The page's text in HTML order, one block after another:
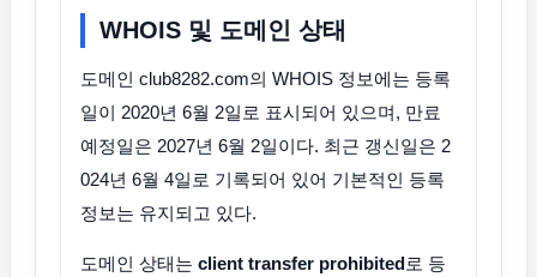
WHOIS 및 도메인 상태
도메인 club8282.com의 WHOIS 정보에는 등록
일이 2020년 6월 2일로 표시되어 있으며, 만료
예정일은 2027년 6월 2일이다. 최근 갱신일은 2
024년 6월 4일로 기록되어 있어 기본적인 등록
정보는 유지되고 있다.
도메인 상태는 client transfer prohibited로 등